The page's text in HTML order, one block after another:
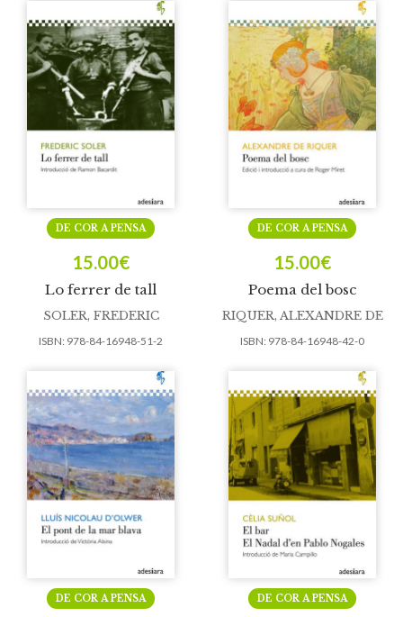
Lo ferrer de tall
DE COR A PENSA
15.00€
SOLER, FREDERIC
ISBN: 978-84-16948-51-2
Poema del bosc
DE COR A PENSA
15.00€
RIQUER, ALEXANDRE DE
ISBN: 978-84-16948-42-0
DE COR A PENSA DE COR A PENSA